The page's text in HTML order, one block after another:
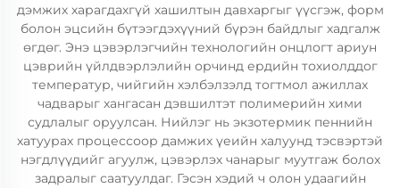
дэмжих харагдахгүй хашилтын давхаргыг үүсгэж, форм
болон эцсийн бүтээгдэхүүний бүрэн байдлыг хадгалж
өгдөг. Энэ цэвэрлэгчийн технологийн онцлогт ариун
цэврийн үйлдвэрлэлийн орчинд ердийн тохиолддог
температур, чийгийн хэлбэлзэлд тогтмол ажиллах
чадварыг хангасан дэвшилтэт полимерийн хими
судлалыг оруулсан. Нийлэг нь экзотермик пеннийн
хатуурах процессоор дамжих үеийн халуунд тэсвэртэй
нэгдлүүдийг агуулж, цэвэрлэх чанарыг муутгаж болох
задралыг саатуулдаг. Гэсэн хэдий ч олон удаагийн